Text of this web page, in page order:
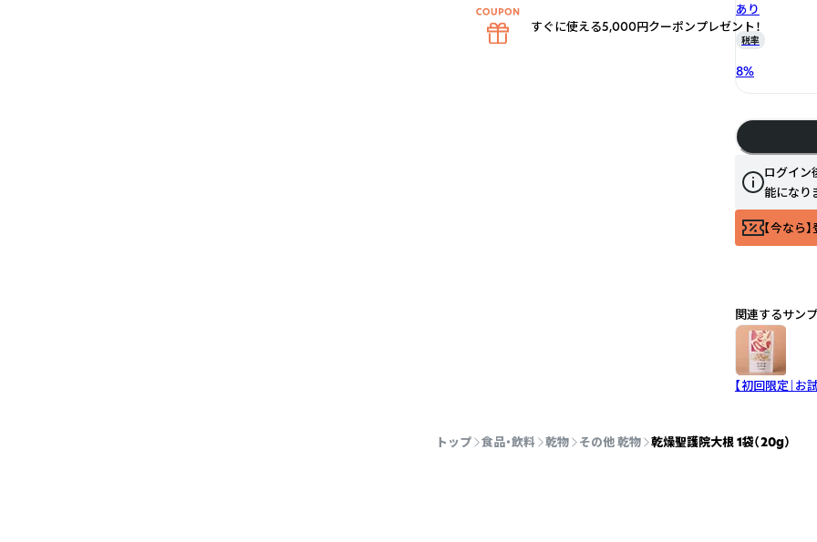
あり
税率
8%
ログイン
能になり
【今なら
関連するサン
【初回限定｜
トップ 食品・飲料 乾物 その他 乾物 乾燥聖護院大根 1袋（20g）
すぐに使える5,000円クーポンプレゼント！